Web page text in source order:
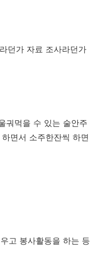
던가 자료 조사라던가
궈먹을 수 있는 술안주
면서 소주한잔씩 하면
고 봉사활동을 하는 등